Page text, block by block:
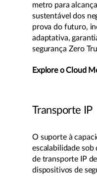
metro para
sustentável dos
prova do futuro,
adaptativa,
segurança Zero
Explore o Cloud
Transporte IP
O suporte à
escalabilidade sob
de transporte IP
dispositivos de